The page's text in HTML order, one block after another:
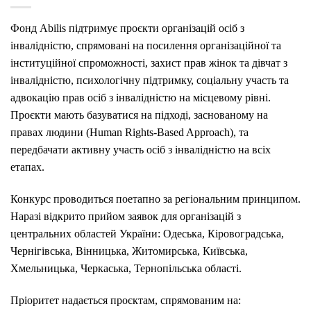
Фонд Abilis підтримує проєкти організацій осіб з
інвалідністю, спрямовані на посилення організаційної та
інституційної спроможності, захист прав жінок та дівчат з
інвалідністю, психологічну підтримку, соціальну участь та
адвокацію прав осіб з інвалідністю на місцевому рівні.
Проєкти мають базуватися на підході, заснованому на
правах людини (Human Rights-Based Approach), та
передбачати активну участь осіб з інвалідністю на всіх
етапах.
Конкурс проводиться поетапно за регіональним принципом.
Наразі відкрито прийом заявок для організацій з
центральних областей України: Одеська, Кіровоградська,
Чернігівська, Вінницька, Житомирська, Київська,
Хмельницька, Черкаська, Тернопільська області.
Пріоритет надається проєктам, спрямованим на: